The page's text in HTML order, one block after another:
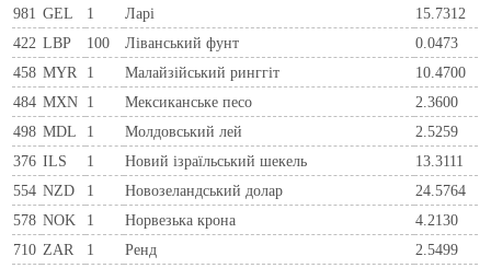
981 GEL 1 Ларi
15.7312
422 LBP 100 Ліванський фунт
0.0473
458 MYR 1 Малайзійський ринггіт
10.4700
484 MXN 1 Мексиканське песо
2.3600
498 MDL 1 Молдовський лей
2.5259
376 ILS 1 Новий ізраїльський шекель
13.3111
554 NZD 1 Новозеландський долар
24.5764
578 NOK 1 Норвезька крона
4.2130
710 ZAR 1 Ренд
2.5499